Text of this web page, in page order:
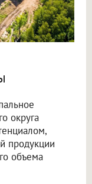
округа
продукции
объема